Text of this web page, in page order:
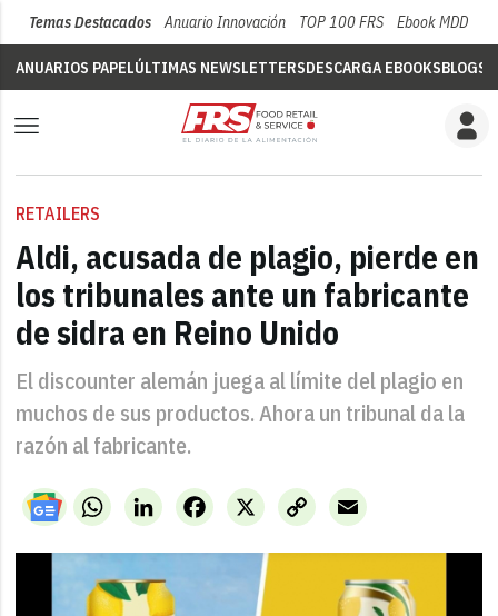
Temas Destacados Anuario Innovación TOP 100 FRS Ebook MDD
ANUARIOS PAPELÚLTIMAS NEWSLETTERSDESCARGA EBOOKSBLOGS
RETAILERS
Aldi, acusada de plagio, pierde en
los tribunales ante un fabricante
de sidra en Reino Unido
El discounter alemán juega al límite del plagio en
muchos de sus productos. Ahora un tribunal da la
razón al fabricante.
WhatsAppLinkedIn X
Facebook
Copy
Link
Email